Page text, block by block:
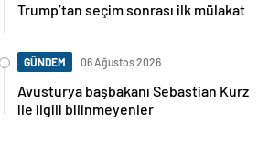
Trump’tan seçim sonrası ilk mülakat
GÜNDEM 06 Ağustos 2026
Avusturya başbakanı Sebastian Kurz
ile ilgili bilinmeyenler